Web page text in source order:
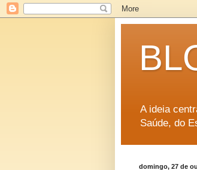
A ideia
Saúde, do
domingo, 27 de